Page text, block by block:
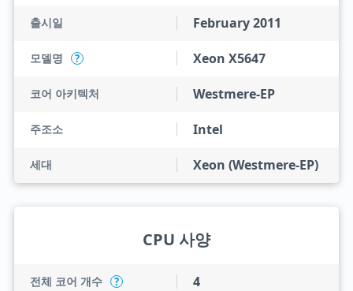
출시일 February 2011
모델명 ? Xeon X5647
코어 아키텍처 Westmere-EP
주조소 Intel
세대 Xeon (Westmere-EP)
CPU 사양
전체 코어 개수 ? 4